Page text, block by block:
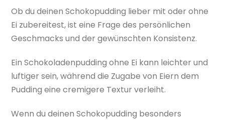
Ob du deinen Schokopudding lieber mit oder ohne
Ei zubereitest, ist eine Frage des persönlichen
Geschmacks und der gewünschten Konsistenz.
Ein Schokoladenpudding ohne Ei kann leichter und
luftiger sein, während die Zugabe von Eiern dem
Pudding eine cremigere Textur verleiht.
Wenn du deinen Schokopudding besonders